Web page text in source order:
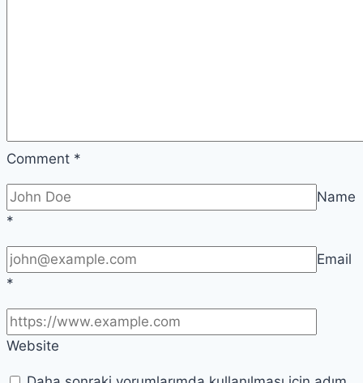
Comment *
Name
*
Email
*
Website